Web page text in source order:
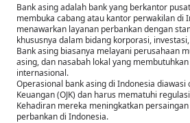
Bank asing adalah bank yang berkantor
membuka cabang atau kantor perwakilan di
menawarkan layanan perbankan dengan
khususnya dalam bidang korporasi,
Bank asing biasanya melayani perusahaan
asing, dan nasabah lokal yang
internasional.
Operasional bank asing di Indonesia diawasi
Keuangan (OJK) dan harus mematuhi
Kehadiran mereka meningkatkan
perbankan di Indonesia.